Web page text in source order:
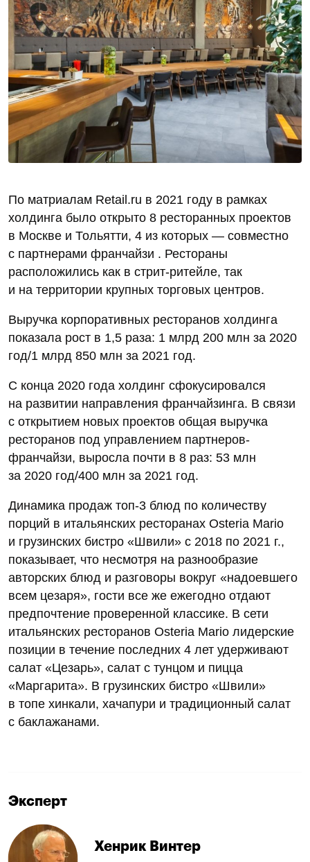
По матриалам Retail.ru в 2021 году в рамках
холдинга было открыто 8 ресторанных проектов
в Москве и Тольятти, 4 из которых — совместно
с партнерами франчайзи . Рестораны
расположились как в стрит-ритейле, так
и на территории крупных торговых центров.
Выручка корпоративных ресторанов холдинга
показала рост в 1,5 раза: 1 млрд 200 млн за 2020
год/1 млрд 850 млн за 2021 год.
С конца 2020 года холдинг сфокусировался
на развитии направления франчайзинга. В связи
с открытием новых проектов общая выручка
ресторанов под управлением партнеров-
франчайзи, выросла почти в 8 раз: 53 млн
за 2020 год/400 млн за 2021 год.
Динамика продаж топ-3 блюд по количеству
порций в итальянских ресторанах Osteria Mario
и грузинских бистро «Швили» с 2018 по 2021 г.,
показывает, что несмотря на разнообразие
авторских блюд и разговоры вокруг «надоевшего
всем цезаря», гости все же ежегодно отдают
предпочтение проверенной классике. В сети
итальянских ресторанов Osteria Mario лидерские
позиции в течение последних 4 лет удерживают
салат «Цезарь», салат с тунцом и пицца
«Маргарита». В грузинских бистро «Швили»
в топе хинкали, хачапури и традиционный салат
с баклажанами.
Эксперт
Хенрик Винтер